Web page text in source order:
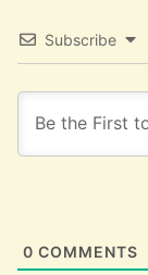
Subscribe
0 COMMENTS